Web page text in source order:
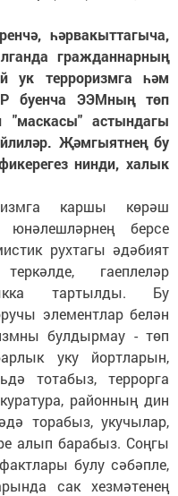
һәрвакыттагыча,
гражданнарның
ук терроризмга һәм
буенча ЭЭМның төп
астындагы
Җәмгыятнең бу
нинди, халык
каршы көрәш
юнәлешләрнең берсе
рухтагы әдәбият
гаеплеләр
тартылды. Бу
элементлар белән
булдырмау - төп
уку йортларын,
тотабыз, террорга
районның дин
торабыз, укучылар,
алып барабыз. Соңгы
булу сәбәпле,
сак хезмәтенең